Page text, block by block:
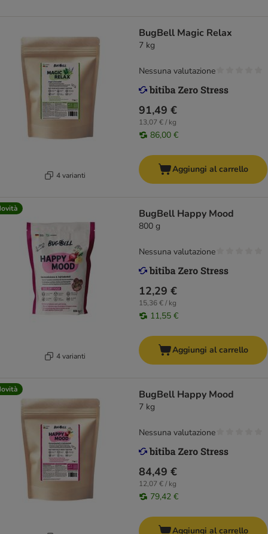
4 varianti
BugBell Magic Relax
7 kg
91,49 €
13,07 € / kg
86,00 €
Nessuna valutazione
Aggiungi al carrello
4 varianti
BugBell Happy Mood
800 g
12,29 €
15,36 € / kg
11,55 €
Nessuna valutazione
Aggiungi al carrello
BugBell Happy Mood
7 kg
84,49 €
12,07 € / kg
79,42 €
Nessuna valutazione
Aggiungi al carrello